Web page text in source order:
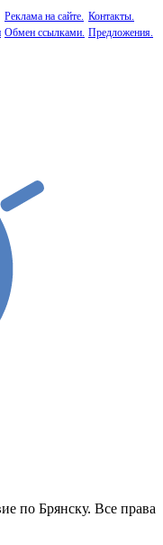
Реклама на сайте.
Обмен ссылками.
Контакты.
Предложения.
по Брянску. Все права